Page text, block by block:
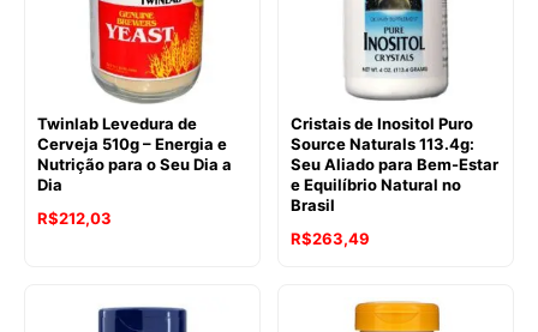
Twinlab Levedura de
Cerveja 510g – Energia e
Nutrição para o Seu Dia a
Dia
R$212,03
Cristais de Inositol Puro
Source Naturals 113.4g:
Seu Aliado para Bem-Estar
e Equilíbrio Natural no
Brasil
R$263,49